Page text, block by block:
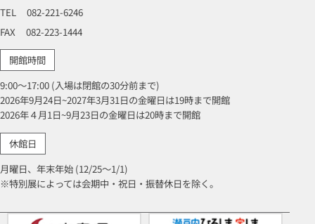
TEL
082-221-6246
FAX
082-223-1444
開館時間
9:00～17:00 (入場は閉館の30分前まで)
2026年9月24日~2027年3月31日の金曜日は19時まで開館
2026年４月1日~9月23日の金曜日は20時まで開館
休館日
月曜日、年末年始 (12/25～1/1)
※特別展によっては会期中・祝日・振替休日を除く。